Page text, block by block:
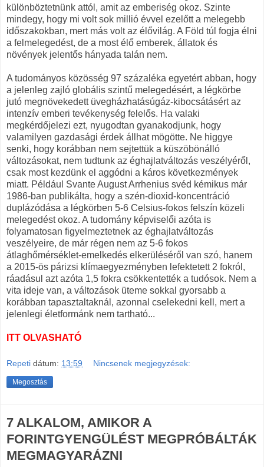
különböztetnünk attól, amit az emberiség okoz. Szinte
mindegy, hogy mi volt sok millió évvel ezelőtt a melegebb
időszakokban, mert más volt az élővilág. A Föld túl fogja élni
a felmelegedést, de a most élő emberek, állatok és
növények jelentős hányada talán nem.
A tudományos közösség 97 százaléka egyetért abban, hogy
a jelenleg zajló globális szintű melegedésért, a légkörbe
jutó megnövekedett üvegházhatásúgáz-kibocsátásért az
intenzív emberi tevékenység felelős. Ha valaki
megkérdőjelezi ezt, nyugodtan gyanakodjunk, hogy
valamilyen gazdasági érdek állhat mögötte. Ne higgye
senki, hogy korábban nem sejtettük a küszöbönálló
változásokat, nem tudtunk az éghajlatváltozás veszélyéről,
csak most kezdünk el aggódni a káros következmények
miatt. Például Svante August Arrhenius svéd kémikus már
1986-ban publikálta, hogy a szén-dioxid-koncentráció
duplázódása a légkörben 5-6 Celsius-fokos felszín közeli
melegedést okoz. A tudomány képviselői azóta is
folyamatosan figyelmeztetnek az éghajlatváltozás
veszélyeire, de már régen nem az 5-6 fokos
átlaghőmérséklet-emelkedés elkerüléséről van szó, hanem
a 2015-ös párizsi klímaegyezményben lefektetett 2 fokról,
ráadásul azt azóta 1,5 fokra csökkentették a tudósok. Nem a
vita ideje van, a változások üteme sokkal gyorsabb a
korábban tapasztaltaknál, azonnal cselekedni kell, mert a
jelenlegi életformánk nem tartható...
ITT OLVASHATÓ
Repeti dátum: 13:59 Nincsenek megjegyzések:
Megosztás
7 ALKALOM, AMIKOR A
FORINTGYENGÜLÉST MEGPRÓBÁLTÁK
MEGMAGYARÁZNI